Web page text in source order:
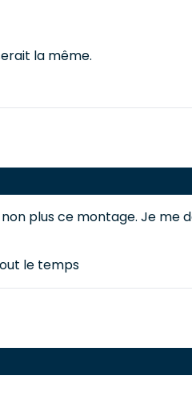
la même.
plus ce montage. Je me
le temps